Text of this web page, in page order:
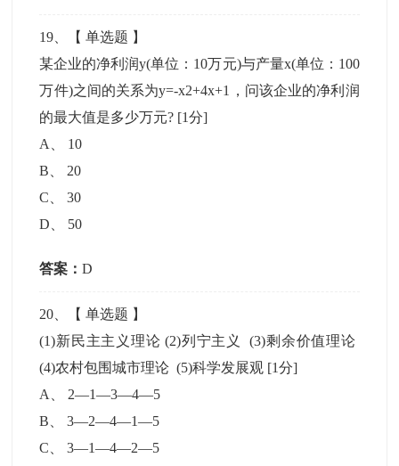
19 、【单选题 】
某企业的净利润y(单位：10万元)与产量x(单位：100
万件)之间的关系为y=-x2+4x+1，问该企业的净利润
的最大值是多少万元? [1分]
A
10
B
20
C 、30
D
50
答案：D
20 、【单选题 】
(1)新民主主义理论 (2)列宁主义 (3)剩余价值理论
(4)农村包围城市理论 (5)科学发展观 [1分]
A
2—1—3—4—5
B 、3—2—4—1—5
C 、3—1—4—2—5